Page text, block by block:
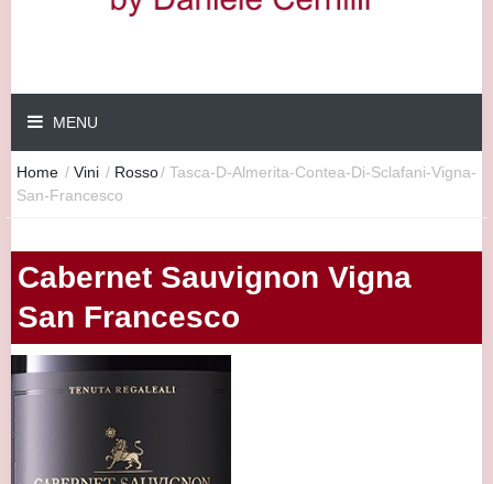
MENU
Home / Vini / Rosso/ Tasca-D-Almerita-Contea-Di-Sclafani-Vigna-
San-Francesco
Cabernet Sauvignon Vigna
San Francesco